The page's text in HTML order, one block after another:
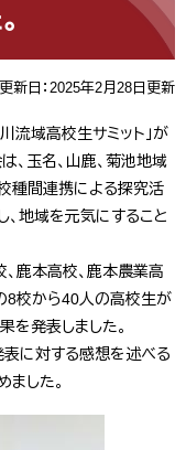
更新日：2025年2月28日更新
流域高校生サミット」が
、玉名、山鹿、菊池地域
種間連携による探究活
、地域を元気にすること
鹿本高校、鹿本農業高
8校から40人の高校生が
を発表しました。
に対する感想を述べる
した。